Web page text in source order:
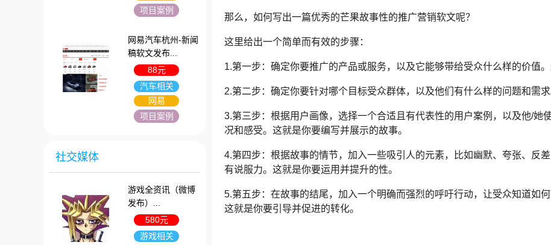
那么，如何写出一篇优秀的芒果故事性的推广营销软文呢？
这里给出一个简单而有效的步骤：
1.第一步：确定你要推广的产品或服务，以及它能够带给受众什么样的价值
2.第二步：确定你要针对哪个目标受众群体，以及他们有什么样的问题和需
3.第三步：根据用户画像，选择一个合适且有代表性的用户案例，以及他/她
况和感受。这就是你要编写并展示的故事。
4.第四步：根据故事的情节，加入一些吸引人的元素，比如幽默、夸张、反
有说服力。这就是你要运用并提升的性。
5.第五步：在故事的结尾，加入一个明确而强烈的呼吁行动，让受众知道如
这就是你要引导并促进的转化。
项目案例
网易汽车杭州-新闻
稿软文发布...
88元
汽车相关
网易
项目案例
社交媒体
游戏全资讯（微博
发布）...
580元
游戏相关